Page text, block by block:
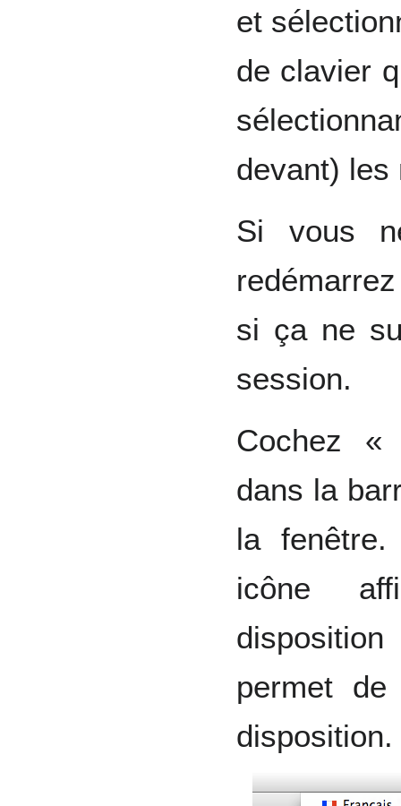
et
de clavier
devant) les
Si vous
si ça ne
session.
Cochez «
dans la
la
icône
permet
disposition.